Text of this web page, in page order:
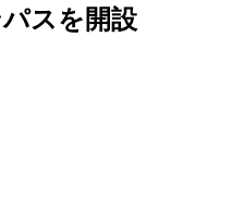
スを開設